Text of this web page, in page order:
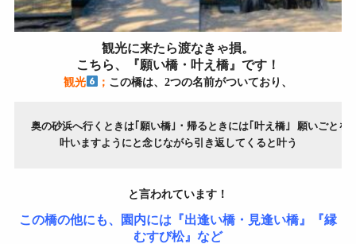
観光に来たら渡なきゃ損。
こちら、『願い橋・叶え橋』です！
観光 ； この橋は、2つの名前がついており、
奥の砂浜へ行くときは｢願い橋｣・帰るときには｢叶え橋｣
願いごとを
叶いますようにと念じながら引き返してくると叶う
と言われています！
この橋の他にも、園内には『出逢い橋・見逢い橋』『縁
むすび松』など